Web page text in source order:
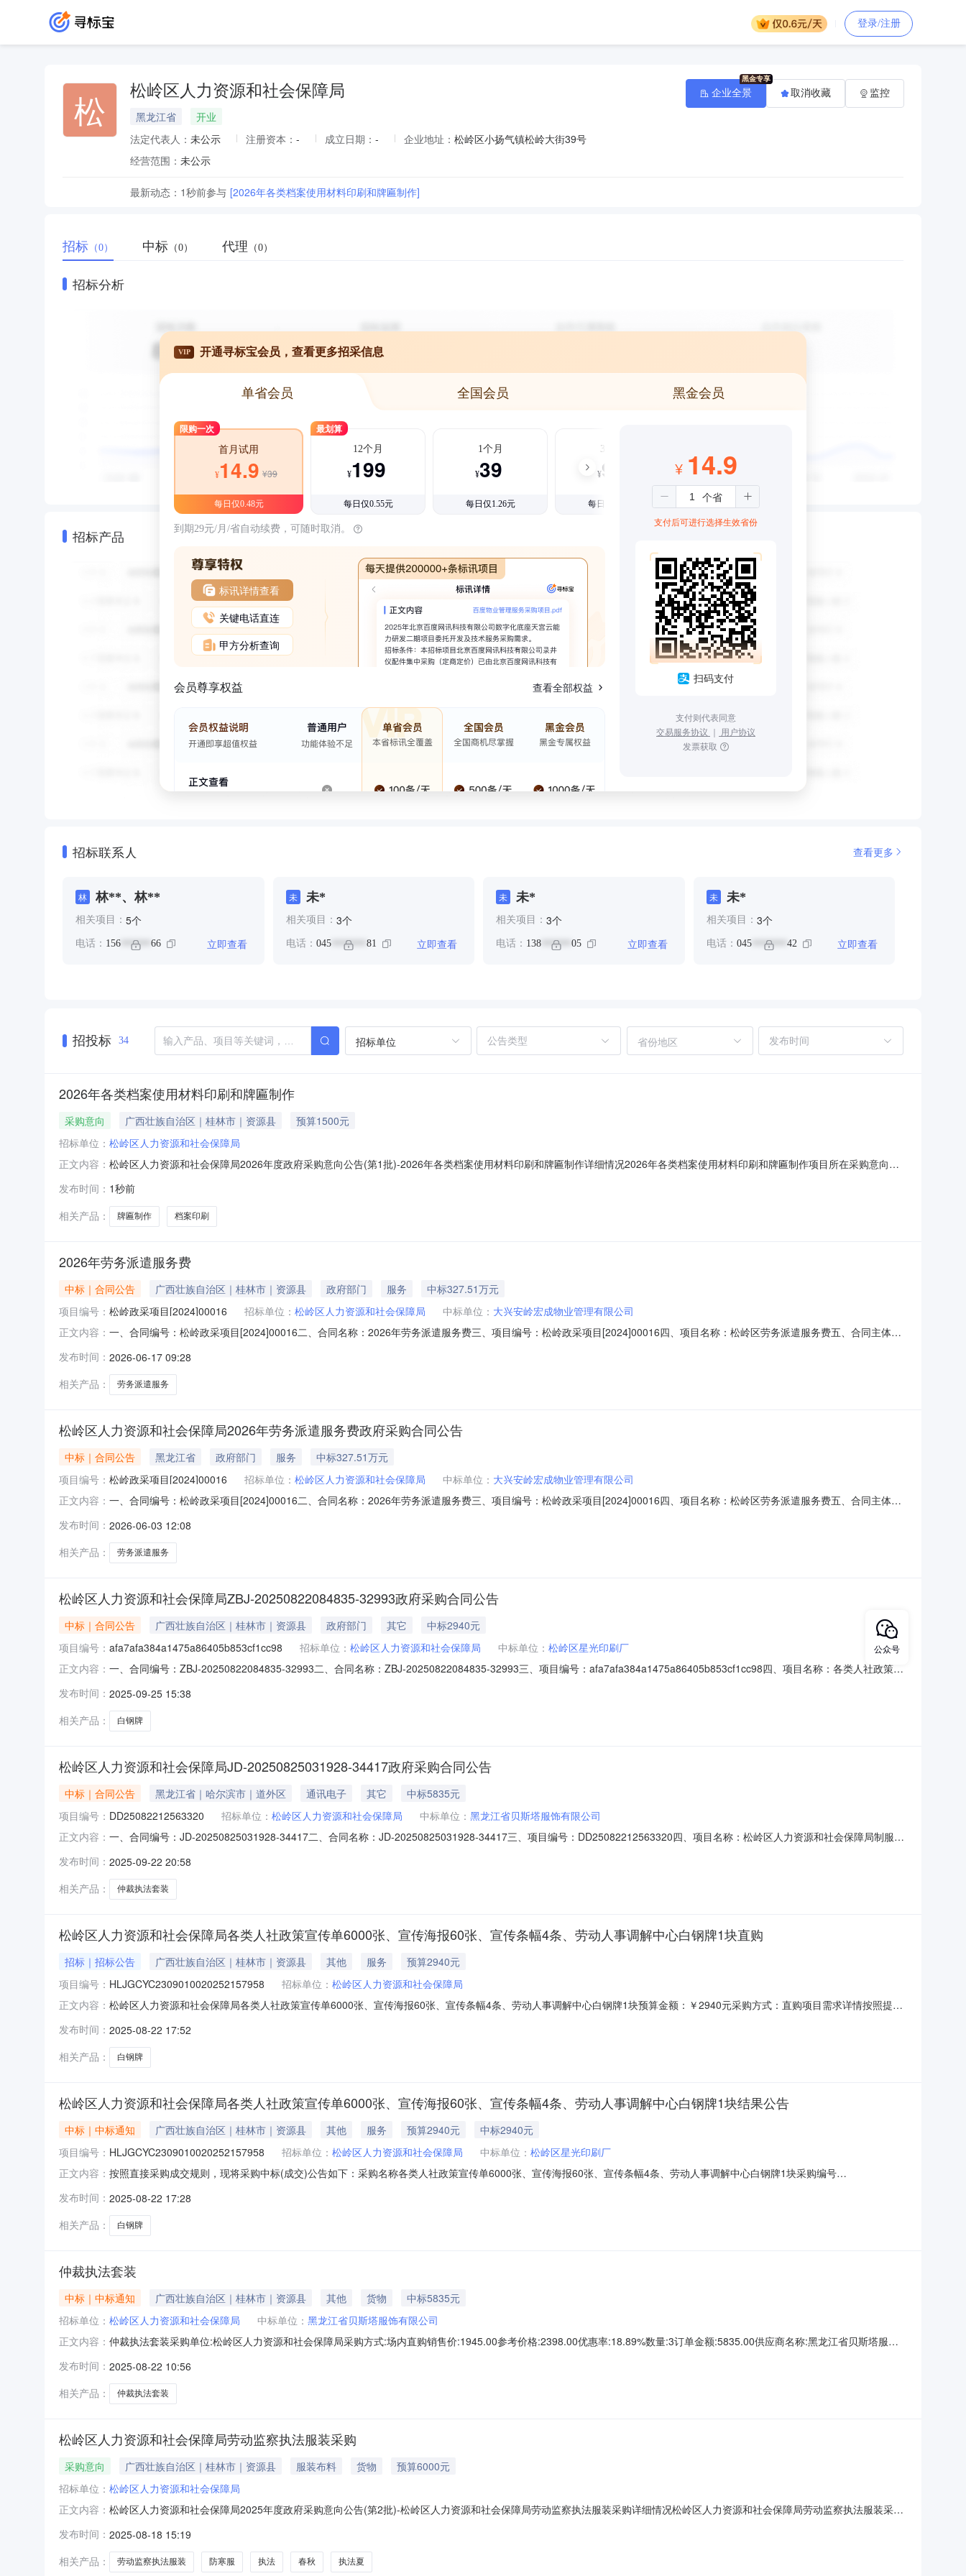
登录/注册
松 松岭区人力资源和社会保障局
黑龙江省
开业
法定代表人： 未公示 注册资本： - 成立日期： - 企业地址： 松岭区小扬气镇松岭大街39号
经营范围： 未公示
最新动态： 1秒前参与 [2026年各类档案使用材料印刷和牌匾制作]
企业全景 取消收藏 监控
招标 （0） 中标 （0） 代理 （0）
招标分析
招标产品
VIP 开通寻标宝会员，查看更多招采信息
单省会员 全国会员 黑金会员
限购一次
首月试用
¥14.9 ¥39
每日仅0.48元
最划算
12个月
¥199
每日仅0.55元
1个月
¥39
每日仅1.26元
3个月
¥99
每日仅1.08元
到期29元/月/省自动续费，可随时取消。
标讯详情查看
关键电话直连
甲方分析查询
会员尊享权益 查看全部权益
¥ 14.9
支付后可进行选择生效省份
扫码支付
支付则代表同意
交易服务协议 ｜ 用户协议
发票获取
招标联系人 查看更多
林 林**、林**
相关项目： 5个
电话： 156 ****** 66 立即查看
未 未*
相关项目： 3个
电话： 045******* 81 立即查看
未 未*
相关项目： 3个
电话： 138 ****** 05 立即查看
未 未*
相关项目： 3个
电话： 045******* 42 立即查看
招投标 34 招标单位 省份地区
2026年各类档案使用材料印刷和牌匾制作
采购意向 广西壮族自治区｜桂林市｜资源县
预算1500元
招标单位： 松岭区人力资源和社会保障局
正文内容： 松岭区人力资源和社会保障局2026年度政府采购意向公告(第1批)-2026年各类档案使用材料印刷和牌匾制作详细情况2026年各类档案使用材料印刷和牌匾制作项目所在采购意向：
0.150000万元(人民币)采购品目：采购需求概况：采购内容:各类档案使用材料4000张，牌匾2块采购数量:1.0000项主要功能或目标:按照提供的表样印刷和制作。需满足的要求:与提
发布时间： 1秒前
相关产品：
牌匾制作 档案印刷
2026年劳务派遣服务费
中标｜合同公告 广西壮族自治区｜桂林市｜资源县 政府部门 服务
中标327.51万元
项目编号： 松岭政采项目[2024]00016 招标单位： 松岭区人力资源和社会保障局 中标单位： 大兴安岭宏成物业管理有限公司
正文内容： 一、合同编号：松岭政采项目[2024]00016二、合同名称：2026年劳务派遣服务费三、项目编号：松岭政采项目[2024]00016四、项目名称：松岭区劳务派遣服务费五、合同主体采
东街道医院1#西三单位三层西联系方式：18724578538六、合同主要信息主要标的名称：劳务派遣费规格型号（或服务要求）：详见合同主要标的数量：1.0000项主要标的
发布时间： 2026-06-17 09:28
相关产品：
劳务派遣服务
松岭区人力资源和社会保障局2026年劳务派遣服务费政府采购合同公告
中标｜合同公告 黑龙江省 政府部门 服务
中标327.51万元
项目编号： 松岭政采项目[2024]00016 招标单位： 松岭区人力资源和社会保障局 中标单位： 大兴安岭宏成物业管理有限公司
正文内容： 一、合同编号：松岭政采项目[2024]00016二、合同名称：2026年劳务派遣服务费三、项目编号：松岭政采项目[2024]00016四、项目名称：松岭区劳务派遣服务费五、合同主体采
医院1#西三单位三层西联系方式：18724578538六、合同主要信息主要标的：序号名称数量(单位)单价(元)总价(元)规格型号/服务要求1劳务派遣费1(项)￥3
发布时间： 2026-06-03 12:08
相关产品：
劳务派遣服务
松岭区人力资源和社会保障局ZBJ-20250822084835-32993政府采购合同公告
中标｜合同公告 广西壮族自治区｜桂林市｜资源县 政府部门 其它
中标2940元
项目编号： afa7afa384a1475a86405b853cf1cc98 招标单位： 松岭区人力资源和社会保障局 中标单位： 松岭区星光印刷厂
正文内容： 一、合同编号：ZBJ-20250822084835-32993二、合同名称：ZBJ-20250822084835-32993三、项目编号：afa7afa384a1475a86405b853cf1cc98四、项目名称：各类人社政策宣
式：13845707205供应商(乙方)：松岭区星光印刷厂地
发布时间： 2025-09-25 15:38
相关产品：
白钢牌
松岭区人力资源和社会保障局JD-20250825031928-34417政府采购合同公告
中标｜合同公告 黑龙江省｜哈尔滨市｜道外区 通讯电子 其它
中标5835元
项目编号： DD25082212563320 招标单位： 松岭区人力资源和社会保障局 中标单位： 黑龙江省贝斯塔服饰有限公司
正文内容： 一、合同编号：JD-20250825031928-34417二、合同名称：JD-20250825031928-34417三、项目编号：DD25082212563320四、项目名称：松岭区人力资源和社会保障局制服电
址：哈尔滨市道外区玖和琚联系方式：18646395590六、合同主要信
发布时间： 2025-09-22 20:58
相关产品：
仲裁执法套装
松岭区人力资源和社会保障局各类人社政策宣传单6000张、宣传海报60张、宣传条幅4条、劳动人事调解中心白钢牌1块直购
招标｜招标公告 广西壮族自治区｜桂林市｜资源县 其他 服务
预算2940元
项目编号： HLJGCYC2309010020252157958 招标单位： 松岭区人力资源和社会保障局
正文内容： 松岭区人力资源和社会保障局各类人社政策宣传单6000张、宣传海报60张、宣传条幅4条、劳动人事调解中心白钢牌1块预算金额：￥2940元采购方式：直购项目需求详情按照提供
张、宣传海报60张、宣传条幅4条、劳动人事调解中心白钢牌1块项目类型：非政府采购项目项目标的所属行业：其他未列明行业服务周期：30天供应商资格：一、符合《中华人民
共和国政府采购法》第二
发布时间： 2025-08-22 17:52
相关产品：
白钢牌
松岭区人力资源和社会保障局各类人社政策宣传单6000张、宣传海报60张、宣传条幅4条、劳动人事调解中心白钢牌1块结果公告
中标｜中标通知 广西壮族自治区｜桂林市｜资源县 其他 服务 预算2940元
中标2940元
项目编号： HLJGCYC2309010020252157958 招标单位： 松岭区人力资源和社会保障局 中标单位： 松岭区星光印刷厂
正文内容： 按照直接采购成交规则，现将采购中标(成交)公告如下：采购名称各类人社政策宣传单6000张、宣传海报60张、宣传条幅4条、劳动人事调解中心白钢牌1块采购编号
2216:23:54中选供应商状态供应商名称评审结果公告日期成交金额优惠率现成交松岭区星光印刷厂中选2025-08-2229400.00%
发布时间： 2025-08-22 17:28
相关产品：
白钢牌
仲裁执法套装
中标｜中标通知 广西壮族自治区｜桂林市｜资源县 其他 货物
中标5835元
招标单位： 松岭区人力资源和社会保障局 中标单位： 黑龙江省贝斯塔服饰有限公司
正文内容： 仲裁执法套装采购单位:松岭区人力资源和社会保障局采购方式:场内直购销售价:1945.00参考价格:2398.00优惠率:18.89%数量:3订单金额:5835.00供应商名称:黑龙江省贝斯塔服饰
发布时间： 2025-08-22 10:56
相关产品：
仲裁执法套装
松岭区人力资源和社会保障局劳动监察执法服装采购
采购意向 广西壮族自治区｜桂林市｜资源县 服装布料 货物
预算6000元
招标单位： 松岭区人力资源和社会保障局
正文内容： 松岭区人力资源和社会保障局2025年度政府采购意向公告(第2批)-松岭区人力资源和社会保障局劳动监察执法服装采购详细情况松岭区人力资源和社会保障局劳动监察执法服装采购
察执法服装采购预算金额：0.600000万元(人民币)采购品目：采购需求概况：采购内容:制服采购数量:3.0000套主要功能或目标:松岭区人力资源和社会保障局劳动监察执法服装采
购。按照执法人
发布时间： 2025-08-18 15:19
相关产品：
劳动监察执法服装 防寒服 执法 春秋 执法夏
公众号